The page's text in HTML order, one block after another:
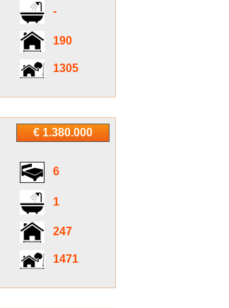
-
190
1305
€ 1.380.000
6
1
247
1471